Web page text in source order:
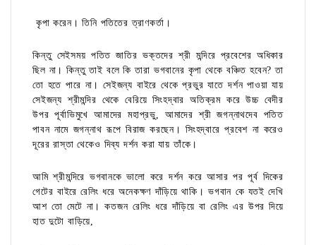
কৃপা করেন। তিনি পতিতের ত্রাণকর্তা।
কিন্তু সেইসময় পতিত জাতির ভক্তদের শ্রী মন্দিরে প্রবেশের অধিকার
ছিল না। কিন্তু তাই বলে কি তারা ভগবানের কৃপা থেকে বঞ্চিত হবেন? তা
তো হতে পারে না। সেইজন্য বাইরে থেকে প্রভুর যাতে দর্শন পাওয়া যায়
সেইজন্য শ্রীমন্দির থেকে বেরিয়ে সিংহদ্বার অতিক্রম করে উচ্চ বেদীর
উপর পূর্বাভিমুখে আমাদের মহাপ্রভু, আমাদের শ্রী জগন্নাথদেব পতিত
পাবন নামে জগন্নাথ রূপে বিরাজ করছেন। সিংহদ্বারে প্রবেশ না করেও
দূরের রাস্তা থেকেও দিব্য দর্শন করা যায় তাঁকে।
আমি শ্রীমন্দিরে ভগবানকে ভালো করে দর্শন করে আসার পর পূর্ব দিকের
গেটের বাইরে রেলিং ধরে অনেকক্ষণ দাঁড়িয়ে থাকি। ভগবান কে যতই দেখি
আশ তো মেটে না। কতজন রেলিং ধরে দাঁড়িয়ে বা রেলিং এর উপর দিয়ে
হাত দুটো বাড়িয়ে,